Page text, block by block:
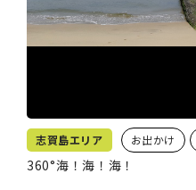
志賀島エリア お出かけ
360°海！海！海！